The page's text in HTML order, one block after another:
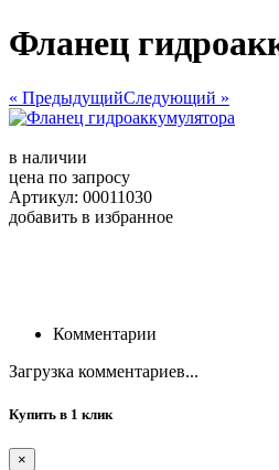
Фланец
« ПредыдущийСледующий »
в наличии
цена по запросу
Артикул: 00011030
добавить в избранное
Комментарии
Загрузка комментариев...
Купить в 1 клик
×